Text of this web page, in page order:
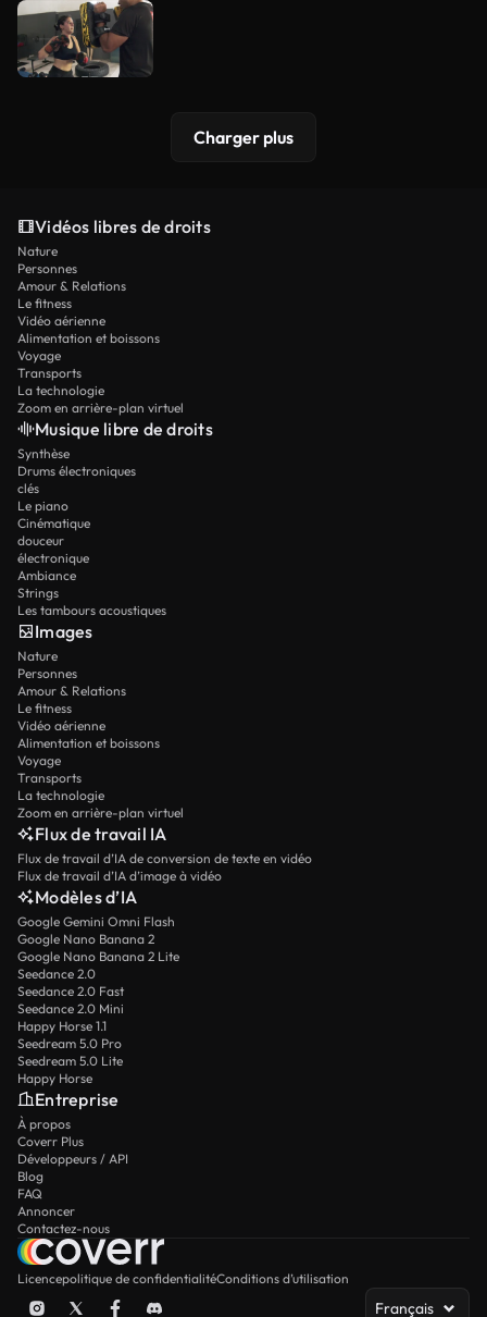
Charger plus
Vidéos libres de droits
Nature
Personnes
Amour & Relations
Le fitness
Vidéo aérienne
Alimentation et boissons
Voyage
Transports
La technologie
Zoom en arrière-plan virtuel
Musique libre de droits
Synthèse
Drums électroniques
clés
Le piano
Cinématique
douceur
électronique
Ambiance
Strings
Les tambours acoustiques
Images
Nature
Personnes
Amour & Relations
Le fitness
Vidéo aérienne
Alimentation et boissons
Voyage
Transports
La technologie
Zoom en arrière-plan virtuel
Flux de travail IA
Flux de travail d’IA de conversion de texte en vidéo
Flux de travail d’IA d’image à vidéo
Modèles d’IA
Google Gemini Omni Flash
Google Nano Banana 2
Google Nano Banana 2 Lite
Seedance 2.0
Seedance 2.0 Fast
Seedance 2.0 Mini
Happy Horse 1.1
Seedream 5.0 Pro
Seedream 5.0 Lite
Happy Horse
Entreprise
À propos
Coverr Plus
Développeurs / API
Blog
FAQ
Annoncer
Contactez-nous
Licencepolitique de confidentialitéConditions d’utilisation
Français